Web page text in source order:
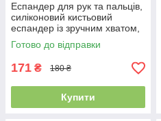
Еспандер для рук та пальців,
силіконовий кистьовий
еспандер із зручним хватом,
JELLO, навантаження 20LB,
9 кг, FI-1786
Готово до відправки
171 ₴ 180 ₴
Купити